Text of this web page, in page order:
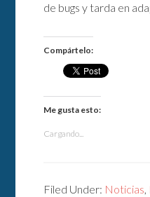
de bugs y tarda en
Compártelo:
Me gusta esto:
Cargando...
Filed Under: Noticias,